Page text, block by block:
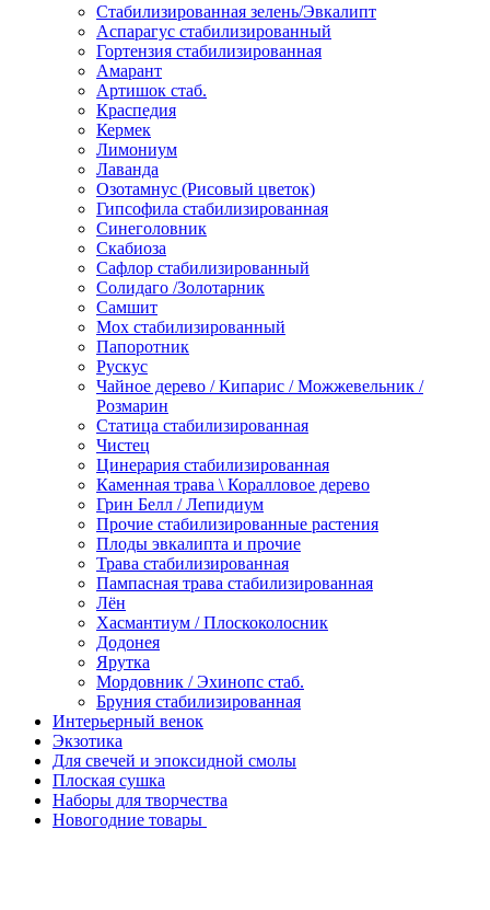
Стабилизированная зелень/Эвкалипт
Аспарагус стабилизированный
Гортензия стабилизированная
Амарант
Артишок стаб.
Краспедия
Кермек
Лимониум
Лаванда
Озотамнус (Рисовый цветок)
Гипсофила стабилизированная
Синеголовник
Скабиоза
Сафлор стабилизированный
Солидаго /Золотарник
Самшит
Мох стабилизированный
Папоротник
Рускус
Чайное дерево / Кипарис / Можжевельник /
Розмарин
Статица стабилизированная
Чистец
Цинерария стабилизированная
Каменная трава \ Коралловое дерево
Грин Белл / Лепидиум
Прочие стабилизированные растения
Плоды эвкалипта и прочие
Трава стабилизированная
Пампасная трава стабилизированная
Лён
Хасмантиум / Плоскоколосник
Додонея
Ярутка
Мордовник / Эхинопс стаб.
Бруния стабилизированная
Интерьерный венок
Экзотика
Для свечей и эпоксидной смолы
Плоская сушка
Наборы для творчества
Новогодние товары